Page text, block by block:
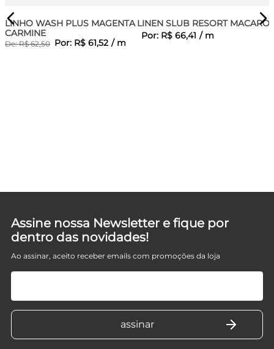
LINHO WASH PLUS MAGENTA
CARMINE
De:R$ 62,50 Por: R$ 61,52 / m
LINEN SLUB RESORT
Por: R$ 66,41 / m
Assine nossa Newsletter e fique por
dentro das novidades!
Ao assinar, aceito receber emails com promoções da loja